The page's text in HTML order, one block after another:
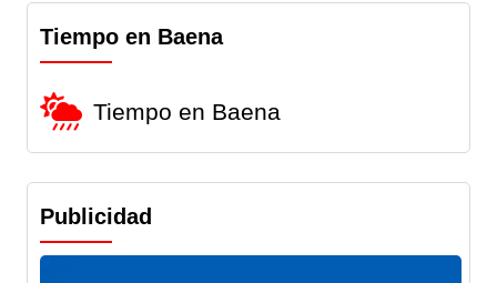
Tiempo en Baena
Tiempo en Baena
Publicidad